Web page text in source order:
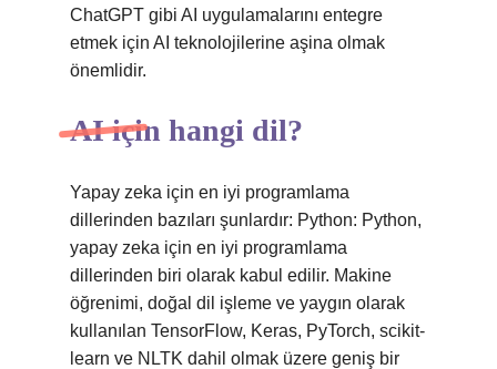
ChatGPT gibi AI uygulamalarını entegre
etmek için AI teknolojilerine aşina olmak
önemlidir.
AI için hangi dil?
Yapay zeka için en iyi programlama
dillerinden bazıları şunlardır: Python: Python,
yapay zeka için en iyi programlama
dillerinden biri olarak kabul edilir. Makine
öğrenimi, doğal dil işleme ve yaygın olarak
kullanılan TensorFlow, Keras, PyTorch, scikit-
learn ve NLTK dahil olmak üzere geniş bir